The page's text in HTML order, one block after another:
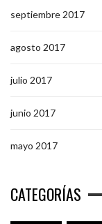
septiembre 2017
agosto 2017
julio 2017
junio 2017
mayo 2017
CATEGORÍAS